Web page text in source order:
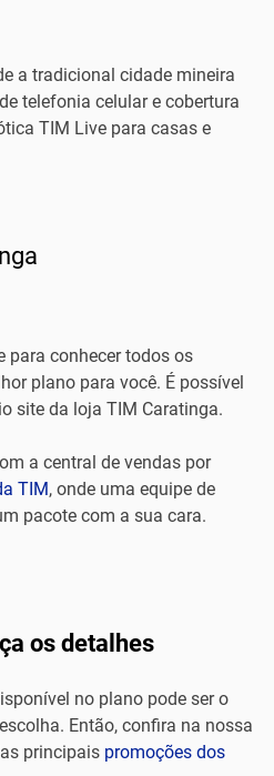
a tradicional cidade mineira
de telefonia celular e cobertura
TIM Live para casas e
para conhecer todos os
plano para você. É possível
site da loja TIM Caratinga.
a central de vendas por
TIM, onde uma equipe de
pacote com a sua cara.
os detalhes
no plano pode ser o
Então, confira na nossa
principais promoções dos